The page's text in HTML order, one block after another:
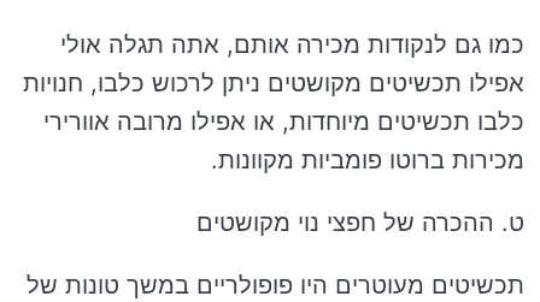
כמו גם לנקודות מכירה אותם, אתה תגלה אולי
אפילו תכשיטים מקושטים ניתן לרכוש כלבו, חנויות
כלבו תכשיטים מיוחדות, או אפילו מרובה אוורירי
מכירות ברוטו פומביות מקוונות.
ט. ההכרה של חפצי נוי מקושטים
תכשיטים מעוטרים היו פופולריים במשך טונות של